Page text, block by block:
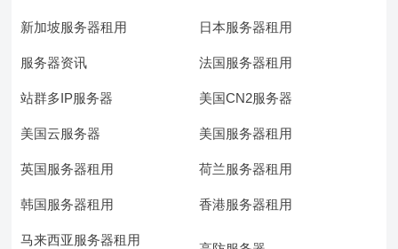
新加坡服务器租用 日本服务器租用
服务器资讯 法国服务器租用
站群多IP服务器 美国CN2服务器
美国云服务器 美国服务器租用
英国服务器租用 荷兰服务器租用
韩国服务器租用 香港服务器租用
马来西亚服务器租用